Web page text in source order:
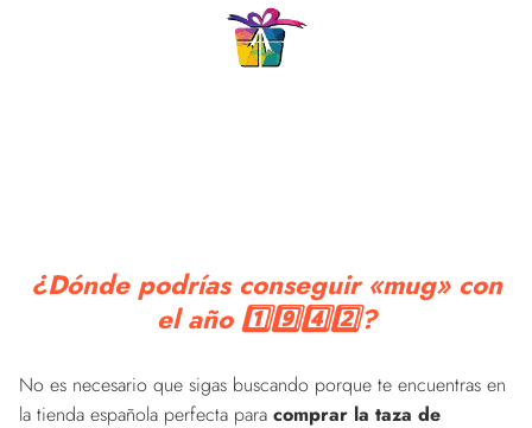
¿Dónde podrías conseguir «mug» con
el año 1️⃣9️⃣4️⃣2️⃣?
No es necesario que sigas buscando porque te encuentras en
la tienda española perfecta para comprar la taza de